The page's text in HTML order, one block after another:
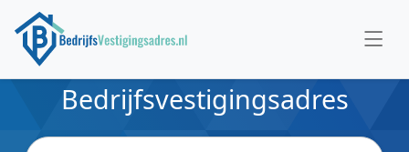
Bedrijfsvestigingsadres